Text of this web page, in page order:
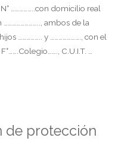
……………..con domicilio real
ambos de la
…………….. y …………………., con el
C.U.I.T. …
de protección